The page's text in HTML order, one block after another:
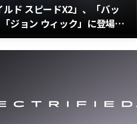
ルド スピードX2」、「バッ
ジョン ウィック」に登場し
られる！